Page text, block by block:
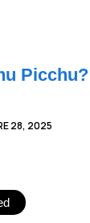
28, 2025